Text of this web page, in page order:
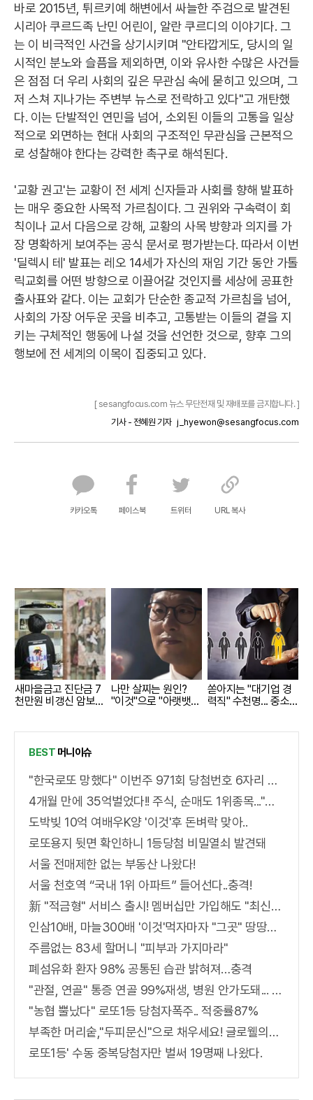
바로 2015년, 튀르키예 해변에서 싸늘한 주검으로 발견된
시리아 쿠르드족 난민 어린이, 알란 쿠르디의 이야기다. 그
는 이 비극적인 사건을 상기시키며 "안타깝게도, 당시의 일
시적인 분노와 슬픔을 제외하면, 이와 유사한 수많은 사건들
은 점점 더 우리 사회의 깊은 무관심 속에 묻히고 있으며, 그
저 스쳐 지나가는 주변부 뉴스로 전락하고 있다"고 개탄했
다. 이는 단발적인 연민을 넘어, 소외된 이들의 고통을 일상
적으로 외면하는 현대 사회의 구조적인 무관심을 근본적으
로 성찰해야 한다는 강력한 촉구로 해석된다.
'교황 권고'는 교황이 전 세계 신자들과 사회를 향해 발표하
는 매우 중요한 사목적 가르침이다. 그 권위와 구속력이 회
칙이나 교서 다음으로 강해, 교황의 사목 방향과 의지를 가
장 명확하게 보여주는 공식 문서로 평가받는다. 따라서 이번
'딜렉시 테' 발표는 레오 14세가 자신의 재임 기간 동안 가톨
릭교회를 어떤 방향으로 이끌어갈 것인지를 세상에 공표한
출사표와 같다. 이는 교회가 단순한 종교적 가르침을 넘어,
사회의 가장 어두운 곳을 비추고, 고통받는 이들의 곁을 지
키는 구체적인 행동에 나설 것을 선언한 것으로, 향후 그의
행보에 전 세계의 이목이 집중되고 있다.
[ sesangfocus.com 뉴스 무단전재 및 재배포를 금지합니다. ]
기사 - 전혜원 기자 j_hyewon@sesangfocus.com
카카오톡 페이스북 트위터 URL 복사
새마을금고 진단금 7
천만원 비갱신 암보험
나만 살찌는 원인?
"이것"으로 "아랫뱃
쏟아지는 "대기업 경
력직" 수천명... 중소
BEST 머니이슈
"한국로또 망했다" 이번주 971회 당첨번호 6자리 모두 유출...관계자 실수로 "비상"!
4개월 만에 35억벌었다!! 주식, 순매도 1위종목..."충격"
도박빚 10억 여배우K양 '이것'후 돈벼락 맞아..
로또용지 뒷면 확인하니 1등당첨 비밀열쇠 발견돼
서울 전매제한 없는 부동산 나왔다!
서울 천호역 “국내 1위 아파트” 들어선다..충격!
新 "적금형" 서비스 출시! 멤버십만 가입해도 "최신가전" 선착순 100% 무료 경품지원!!
인삼10배, 마늘300배 '이것'먹자마자 "그곳" 땅땅해져..헉!
주름없는 83세 할머니 "피부과 가지마라"
폐섬유화 환자 98% 공통된 습관 밝혀져…충격
"관절, 연골" 통증 연골 99%재생, 병원 안가도돼... "충격"
"농협 뿔났다" 로또1등 당첨자폭주.. 적중률87%
부족한 머리숱,"두피문신"으로 채우세요! 글로웰의원 의)96837
로또1등' 수동 중복당첨자만 벌써 19명째 나왔다.